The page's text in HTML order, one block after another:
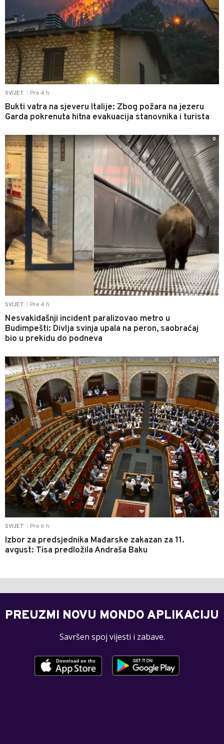
SVIJET Pre 4 h
Bukti vatra na sjeveru Italije: Zbog požara na jezeru
Garda pokrenuta hitna evakuacija stanovnika i turista
SVIJET Pre 4 h
Nesvakidašnji incident paralizovao metro u
Budimpešti: Divlja svinja upala na peron, saobraćaj
bio u prekidu do podneva
0
SVIJET Pre 6 h
Izbor za predsjednika Mađarske zakazan za 11.
avgust: Tisa predložila Andraša Baku
0
PREUZMI NOVU MONDO APLIKACIJU
Savršen spoj vijesti i zabave.